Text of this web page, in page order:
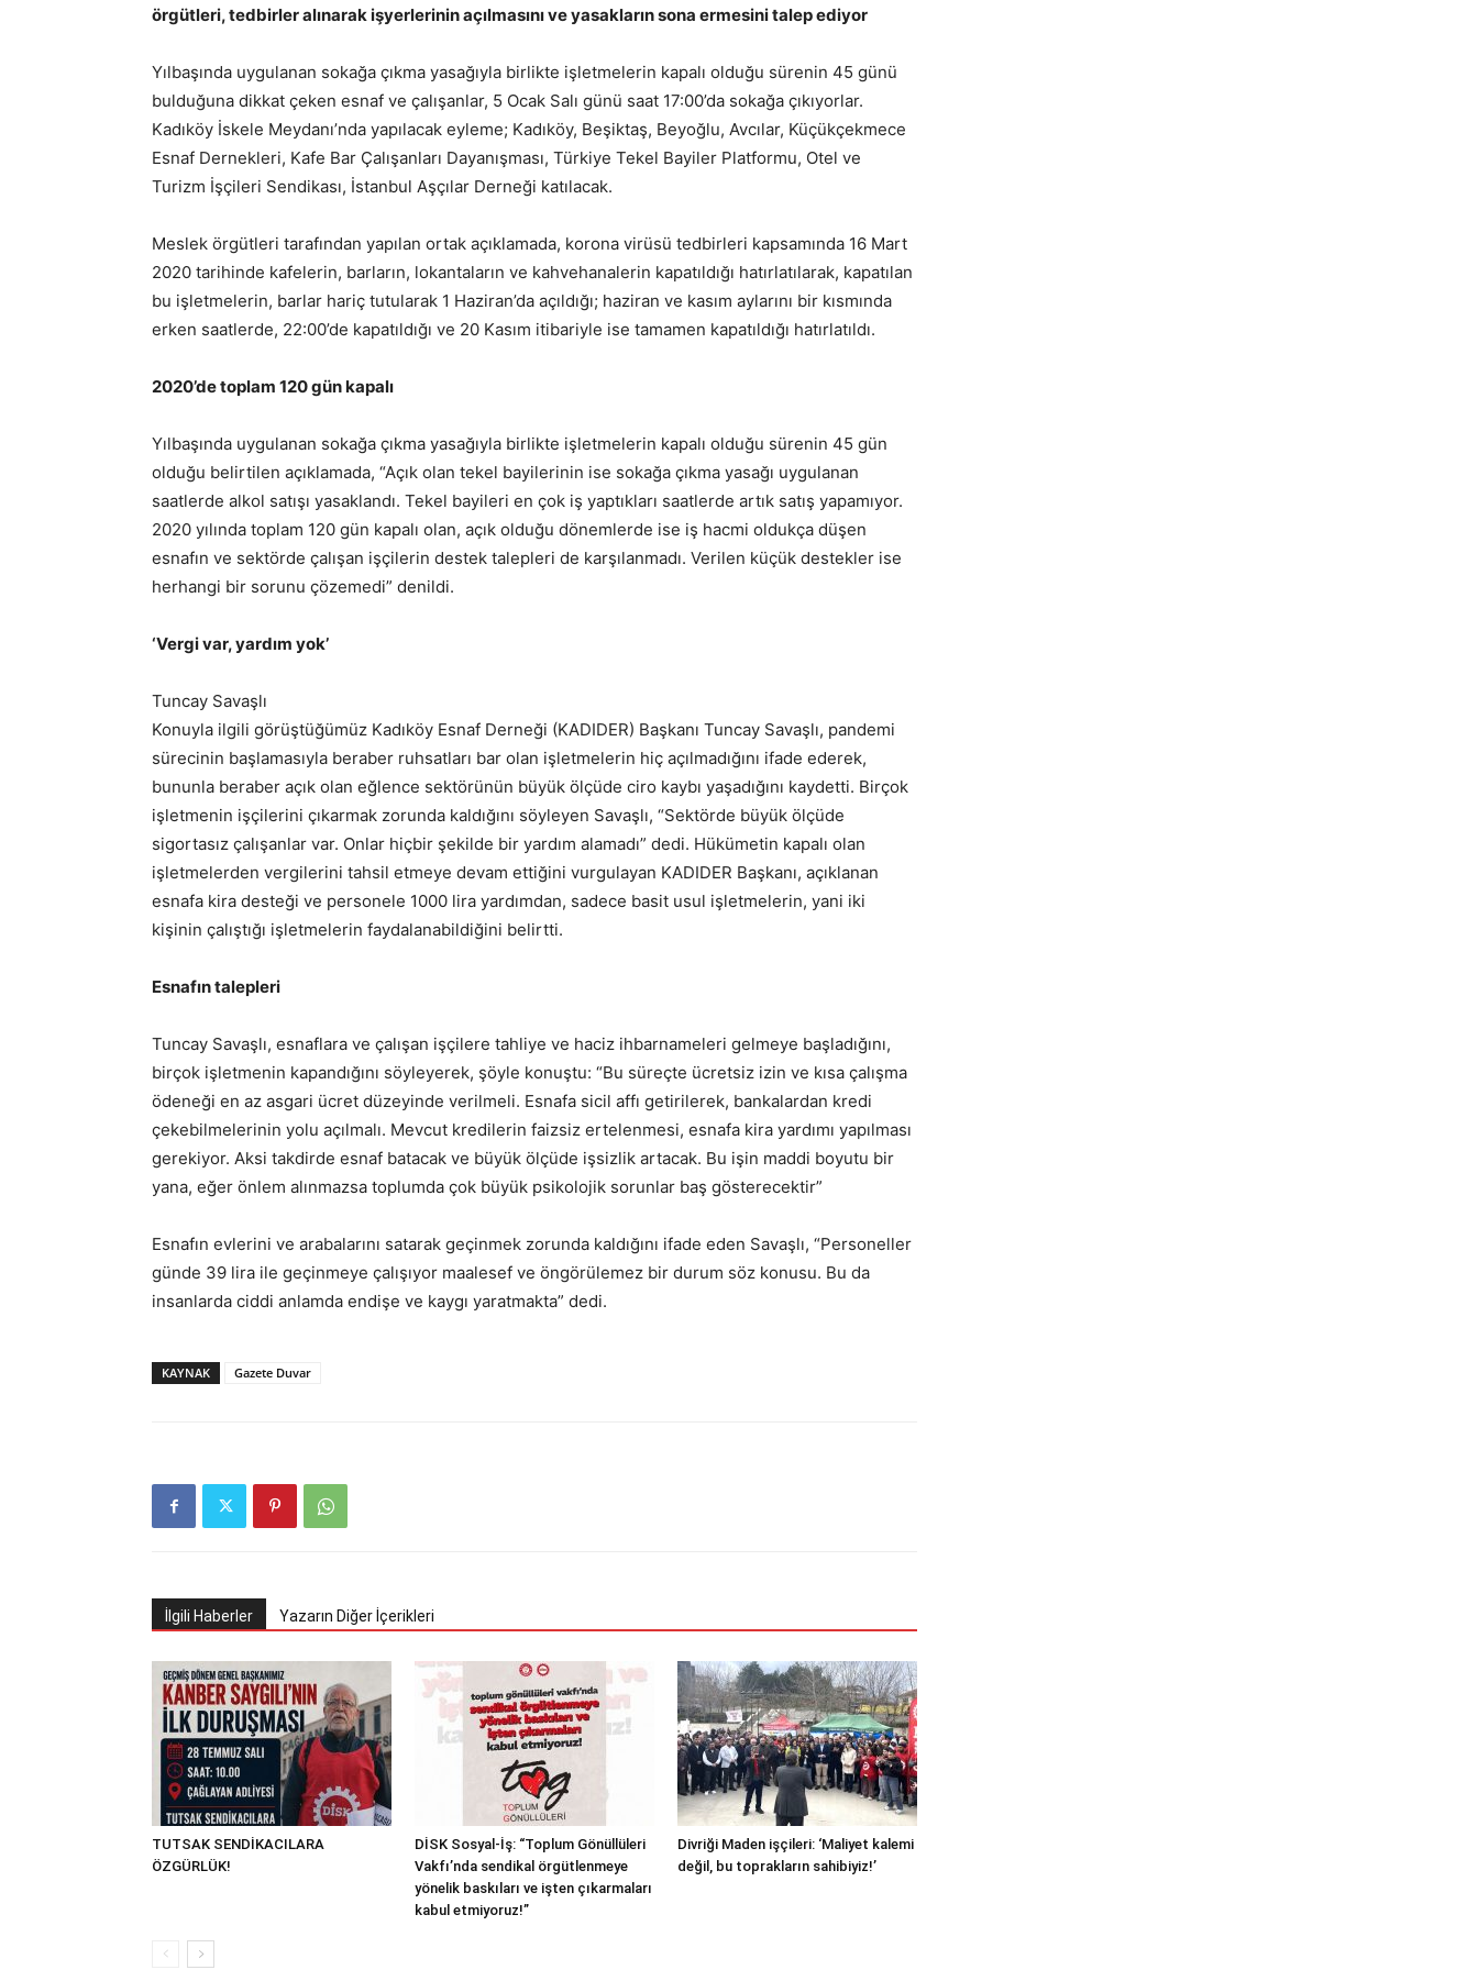
örgütleri, tedbirler alınarak işyerlerinin açılmasını ve yasakların sona ermesini talep ediyor
Yılbaşında uygulanan sokağa çıkma yasağıyla birlikte işletmelerin kapalı olduğu sürenin 45 günü
bulduğuna dikkat çeken esnaf ve çalışanlar, 5 Ocak Salı günü saat 17:00’da sokağa çıkıyorlar.
Kadıköy İskele Meydanı’nda yapılacak eyleme; Kadıköy, Beşiktaş, Beyoğlu, Avcılar, Küçükçekmece
Esnaf Dernekleri, Kafe Bar Çalışanları Dayanışması, Türkiye Tekel Bayiler Platformu, Otel ve
Turizm İşçileri Sendikası, İstanbul Aşçılar Derneği katılacak.
Meslek örgütleri tarafından yapılan ortak açıklamada, korona virüsü tedbirleri kapsamında 16 Mart
2020 tarihinde kafelerin, barların, lokantaların ve kahvehanalerin kapatıldığı hatırlatılarak, kapatılan
bu işletmelerin, barlar hariç tutularak 1 Haziran’da açıldığı; haziran ve kasım aylarını bir kısmında
erken saatlerde, 22:00’de kapatıldığı ve 20 Kasım itibariyle ise tamamen kapatıldığı hatırlatıldı.
2020’de toplam 120 gün kapalı
Yılbaşında uygulanan sokağa çıkma yasağıyla birlikte işletmelerin kapalı olduğu sürenin 45 gün
olduğu belirtilen açıklamada, “Açık olan tekel bayilerinin ise sokağa çıkma yasağı uygulanan
saatlerde alkol satışı yasaklandı. Tekel bayileri en çok iş yaptıkları saatlerde artık satış yapamıyor.
2020 yılında toplam 120 gün kapalı olan, açık olduğu dönemlerde ise iş hacmi oldukça düşen
esnafın ve sektörde çalışan işçilerin destek talepleri de karşılanmadı. Verilen küçük destekler ise
herhangi bir sorunu çözemedi” denildi.
‘Vergi var, yardım yok’
Tuncay Savaşlı
Konuyla ilgili görüştüğümüz Kadıköy Esnaf Derneği (KADIDER) Başkanı Tuncay Savaşlı, pandemi
sürecinin başlamasıyla beraber ruhsatları bar olan işletmelerin hiç açılmadığını ifade ederek,
bununla beraber açık olan eğlence sektörünün büyük ölçüde ciro kaybı yaşadığını kaydetti. Birçok
işletmenin işçilerini çıkarmak zorunda kaldığını söyleyen Savaşlı, “Sektörde büyük ölçüde
sigortasız çalışanlar var. Onlar hiçbir şekilde bir yardım alamadı” dedi. Hükümetin kapalı olan
işletmelerden vergilerini tahsil etmeye devam ettiğini vurgulayan KADIDER Başkanı, açıklanan
esnafa kira desteği ve personele 1000 lira yardımdan, sadece basit usul işletmelerin, yani iki
kişinin çalıştığı işletmelerin faydalanabildiğini belirtti.
Esnafın talepleri
Tuncay Savaşlı, esnaflara ve çalışan işçilere tahliye ve haciz ihbarnameleri gelmeye başladığını,
birçok işletmenin kapandığını söyleyerek, şöyle konuştu: “Bu süreçte ücretsiz izin ve kısa çalışma
ödeneği en az asgari ücret düzeyinde verilmeli. Esnafa sicil affı getirilerek, bankalardan kredi
çekebilmelerinin yolu açılmalı. Mevcut kredilerin faizsiz ertelenmesi, esnafa kira yardımı yapılması
gerekiyor. Aksi takdirde esnaf batacak ve büyük ölçüde işsizlik artacak. Bu işin maddi boyutu bir
yana, eğer önlem alınmazsa toplumda çok büyük psikolojik sorunlar baş gösterecektir”
Esnafın evlerini ve arabalarını satarak geçinmek zorunda kaldığını ifade eden Savaşlı, “Personeller
günde 39 lira ile geçinmeye çalışıyor maalesef ve öngörülemez bir durum söz konusu. Bu da
insanlarda ciddi anlamda endişe ve kaygı yaratmakta” dedi.
KAYNAK Gazete Duvar
İlgili Haberler Yazarın Diğer İçerikleri
TUTSAK SENDİKACILARA
ÖZGÜRLÜK!
DİSK Sosyal-İş: “Toplum Gönüllüleri
Vakfı’nda sendikal örgütlenmeye
yönelik baskıları ve işten çıkarmaları
kabul etmiyoruz!”
Divriği Maden işçileri: ‘Maliyet kalemi
değil, bu toprakların sahibiyiz!’